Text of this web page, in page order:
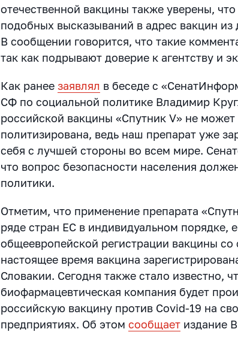
отечественной вакцины также уверены,
подобных высказываний в адрес вакцин из
В сообщении говорится, что такие
так как подрывают доверие к агентству и
Как ранеезаявлял в беседе с
СФ по социальной политике Владимир
российской вакцины «Спутник V» не может
политизирована, ведь наш препарат уже
себя с лучшей стороны во всем мире.
что вопрос безопасности населения
политики.
Отметим, что применение препарата
ряде стран ЕС в индивидуальном порядке,
общеевропейской регистрации вакцины со
настоящее время вакцина
Словакии. Сегодня также стало известно,
биофармацевтическая компания будет
российскую вакцину против Covid-19 на
предприятиях. Об этомсообщает издание